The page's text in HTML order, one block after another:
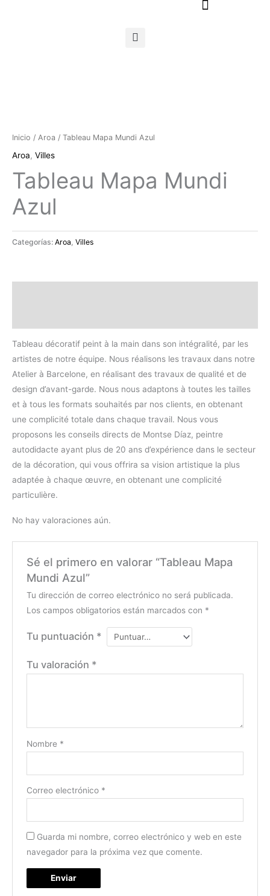
Inicio / Aroa / Tableau Mapa Mundi Azul
Aroa, Villes
Tableau Mapa Mundi
Azul
Categorías: Aroa Villes
Tableau décoratif peint à la main dans son intégralité, par les
artistes de notre équipe. Nous réalisons les travaux dans notre
Atelier à Barcelone, en réalisant des travaux de qualité et de
design d’avant-garde. Nous nous adaptons à toutes les tailles
et à tous les formats souhaités par nos clients, en obtenant
une complicité totale dans chaque travail. Nous vous
proposons les conseils directs de Montse Díaz, peintre
autodidacte ayant plus de 20 ans d’expérience dans le secteur
de la décoration, qui vous offrira sa vision artistique la plus
adaptée à chaque œuvre, en obtenant une complicité
particulière.
No hay valoraciones aún.
Sé el primero en valorar “Tableau Mapa
Mundi Azul”
Tu dirección de correo electrónico no será publicada.
Los campos obligatorios están marcados con *
Tu puntuación *
Tu valoración *
Nombre *
Correo electrónico *
Guarda mi nombre, correo electrónico y web en este
navegador para la próxima vez que comente.